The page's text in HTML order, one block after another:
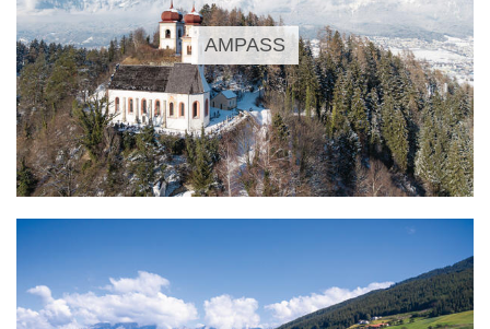
AMPASS